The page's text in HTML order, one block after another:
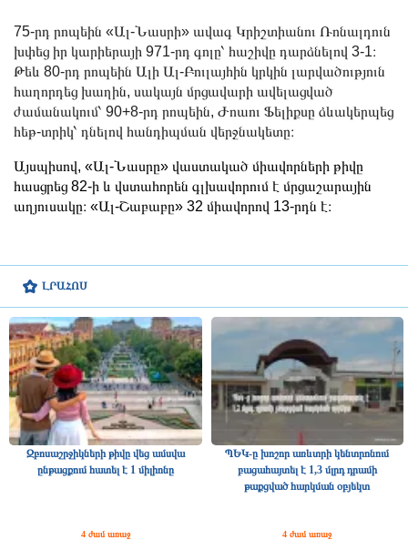
ԼՐԱՀՈՍ
Զբոսաշրջիկների թիվը վեց ամսվա
ընթացքում հատել է 1 միլիոնը
4 ժամ առաջ
ՊԵԿ-ը խոշոր առևտրի կենտրոնում
բացահայտել է 1,3 մլրդ դրամի
թաքցված հարկման օբյեկտ
4 ժամ առաջ
75-րդ րոպեին «Ալ-Նասրի» ավագ Կրիշտիանու Ռոնալդուն
խփեց իր կարիերայի 971-րդ գոլը՝ հաշիվը դարձնելով 3-1։
Թեև 80-րդ րոպեին Ալի Ալ-Բուլայհին կրկին լարվածություն
հաղորդեց խաղին, սակայն մրցավարի ավելացված
ժամանակում՝ 90+8-րդ րոպեին, Ժոաու Ֆելիքսը ձևակերպեց
հեթ-տրիկ՝ դնելով հանդիպման վերջնակետը։
Այսպիսով, «Ալ-Նասրը» վաստակած միավորների թիվը
հասցրեց 82-ի և վստահորեն գլխավորում է մրցաշարային
աղյուսակը։ «Ալ-Շաբաբը» 32 միավորով 13-րդն է։